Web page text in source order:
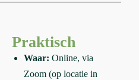
Praktisch
Waar: Online, via
Zoom (op locatie in